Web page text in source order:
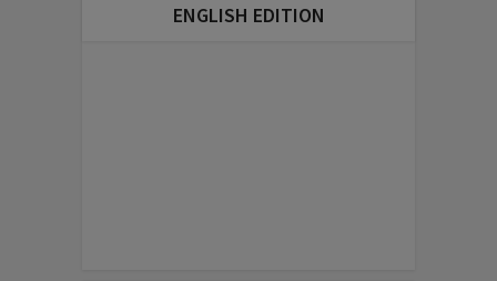
ENGLISH EDITION